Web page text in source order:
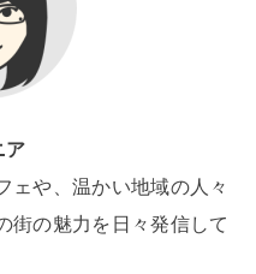
ア
ェや、温かい地域の人々
街の魅力を日々発信して